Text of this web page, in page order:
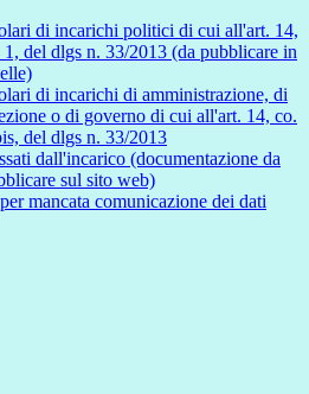
di incarichi politici di cui all'art. 14,
1, del dlgs n. 33/2013 (da pubblicare in
di incarichi di amministrazione, di
o di governo di cui all'art. 14, co.
del dlgs n. 33/2013
dall'incarico (documentazione da
sul sito web)
mancata comunicazione dei dati